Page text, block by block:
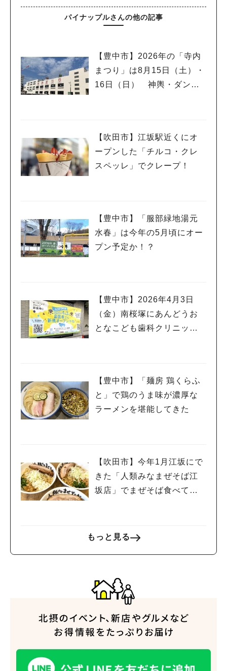
パイナップルさんの他の記事
【豊中市】2026年の「寺内
まつり」は8月15日（土）・
16日（日） 神輿・ダン
【吹田市】江坂駅近くにオ
ープンした「チルコ・クレ
スペッレ」でクレープ！
【豊中市】「服部緑地湯元
水春」は今年の5月頃にオー
プン予定か！？
【豊中市】2026年4月3日
（金）南桜塚にあんどうお
となこども歯科クリニック
【豊中市】「麺房 鶏くらふ
と」で鶏のうま味が濃厚な
ラーメンを堪能してきた
【吹田市】今年1月江坂にで
きた「人類みなまぜそば江
坂店」でまぜそば食べてき
もっと見る